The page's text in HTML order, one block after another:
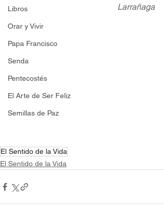
Libros
Orar y Vivir
Papa Francisco
Senda
Pentecostés
El Arte de Ser Feliz
Semillas de Paz
Larrañaga
El Sentido de la Vida
El Sentido de la Vida